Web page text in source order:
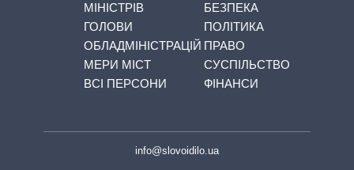
МІНІСТРІВ
ГОЛОВИ
ОБЛАДМІНІСТРАЦІЙ
МЕРИ МІСТ
ВСІ ПЕРСОНИ
БЕЗПЕКА
ПОЛІТИКА
ПРАВО
СУСПІЛЬСТВО
ФІНАНСИ
info@slovoidilo.ua